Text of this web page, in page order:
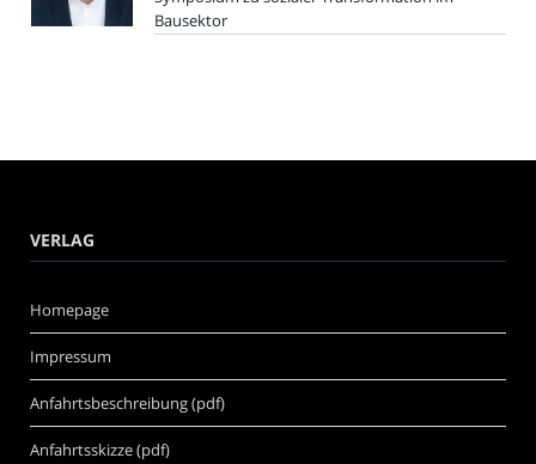
Bausektor
VERLAG
Homepage
Impressum
Anfahrtsbeschreibung (pdf)
Anfahrtsskizze (pdf)